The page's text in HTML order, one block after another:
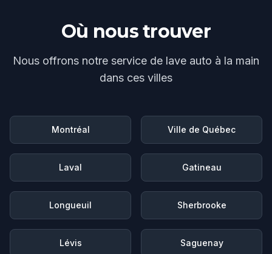
Où nous trouver
Nous offrons notre service de lave auto à la main
dans ces villes
Montréal Ville de Québec
Laval Gatineau
Longueuil Sherbrooke
Lévis Saguenay